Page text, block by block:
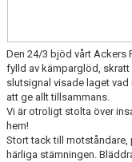
Den 24/3 bjöd vårt Ackers
fylld av kämparglöd, skratt
slutsignal visade laget
att ge allt tillsammans.
Vi är otroligt stolta över
hem!
Stort tack till motståndare,
härliga stämningen.